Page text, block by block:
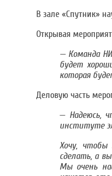
В зале «Спутник»
Открывая
— Команда
будет
которая
Деловую часть
— Надеюсь,
институте
Хочу, чтобы
сделать, а
Мы очень